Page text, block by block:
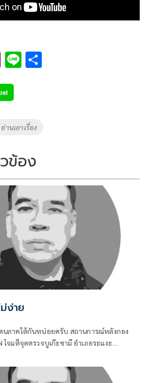
C
p
y
Li
k
Li
อ่านเอาเรื่อง
ข้อง
ง่าย
นภาคใต้กันหน่อยครับ สถานการณ์หลังกอง
โจมตีจุดตรวจบูเก๊ะซามี อำเภอระแงะ